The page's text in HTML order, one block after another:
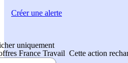
uniquement
France Travail Cette action
Créer une alerte